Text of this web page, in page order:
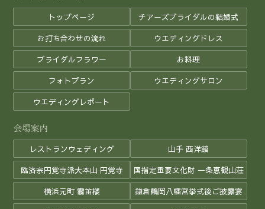
トップページ チアーズブライダルの結婚式
お打ち合わせの流れ ウエディングドレス
ブライダルフラワー お料理
フォトプラン ウエディングサロン
ウエディングレポート
レストランウェディング 山手 西洋館
臨済宗円覚寺派大本山 円覚寺 国指定重要文化財 一条恵観山荘
横浜元町 霧笛楼 鎌倉鶴岡八幡宮挙式後ご披露宴